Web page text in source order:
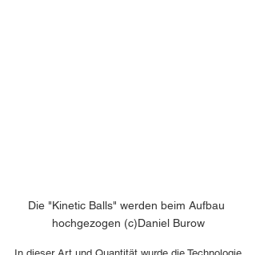
Die "Kinetic Balls" werden beim Aufbau
hochgezogen (c)Daniel Burow